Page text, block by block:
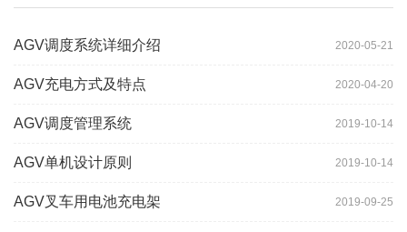
2020-05-21
AGV调度系统详细介绍
2020-04-20
AGV充电方式及特点
2019-10-14
AGV调度管理系统
2019-10-14
AGV单机设计原则
2019-09-25
AGV叉车用电池充电架